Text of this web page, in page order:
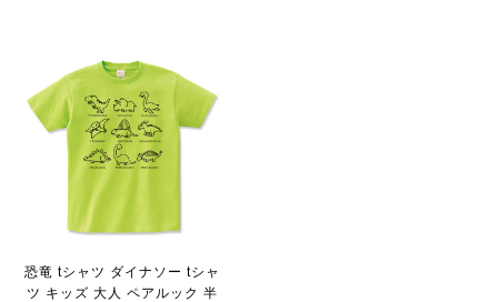
恐竜 tシャツ ダイナソー tシャ
ツ キッズ 大人 ペアルック 半